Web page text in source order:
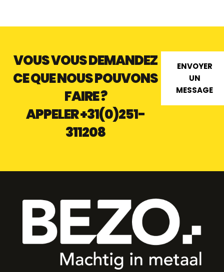
VOUS VOUS DEMANDEZ
CE QUE NOUS POUVONS
FAIRE ?
APPELER+31(0)251-
311208
ENVOYER
UN
MESSAGE